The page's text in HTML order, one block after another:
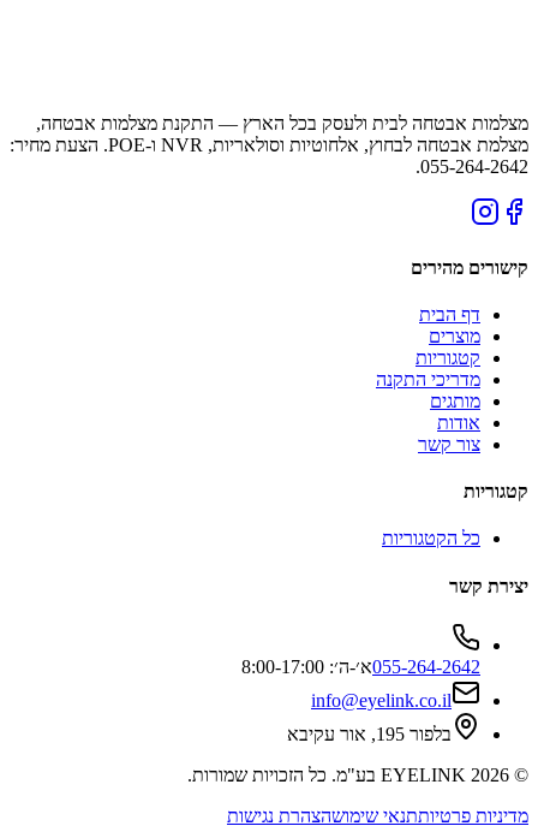
מצלמות אבטחה לבית ולעסק בכל הארץ — התקנת מצלמות אבטחה,
מצלמת אבטחה לבחוץ, אלחוטיות וסולאריות, NVR ו-POE. הצעת מחיר:
055-264-2642.
קישורים מהירים
דף הבית
מוצרים
קטגוריות
מדריכי התקנה
מותגים
אודות
צור קשר
קטגוריות
כל הקטגוריות
יצירת קשר
055-264-2642א׳-ה׳: 8:00-17:00
info@eyelink.co.il
בלפור 195, אור עקיבא
©
2026 EYELINK בע"מ
. כל הזכויות שמורות.
מדיניות פרטיותתנאי שימושהצהרת נגישות